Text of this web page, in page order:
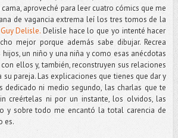
aproveché para leer cuatro cómics que me
de vagancia extrema leí los tres tomos de la
Delisle. Delisle hace lo que yo intenté hacer
mejor porque además sabe dibujar. Recrea
un niño y una niña y como esas anécdotas
ellos y, también, reconstruyen sus relaciones
pareja. Las explicaciones que tienes que dar y
dedicado ni medio segundo, las charlas que te
creértelas ni por un instante, los olvidos, las
y sobre todo me encantó la total carencia de
es.